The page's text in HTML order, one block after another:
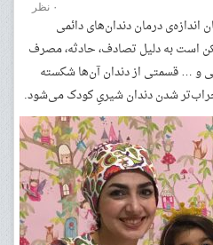
۰ نظر
درمان دندان‌های دائمی
است به دلیل تصادف، حادثه، مصرف
و … قسمتی از دندان آن‌ها شکسته
شدن دندان شیریِ کودک می‌شود.